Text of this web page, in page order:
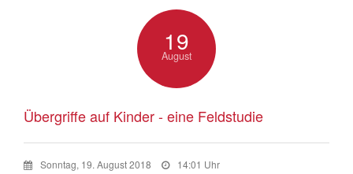
19
August
Übergriffe auf Kinder - eine Feldstudie
Sonntag, 19. August 2018 14:01 Uhr